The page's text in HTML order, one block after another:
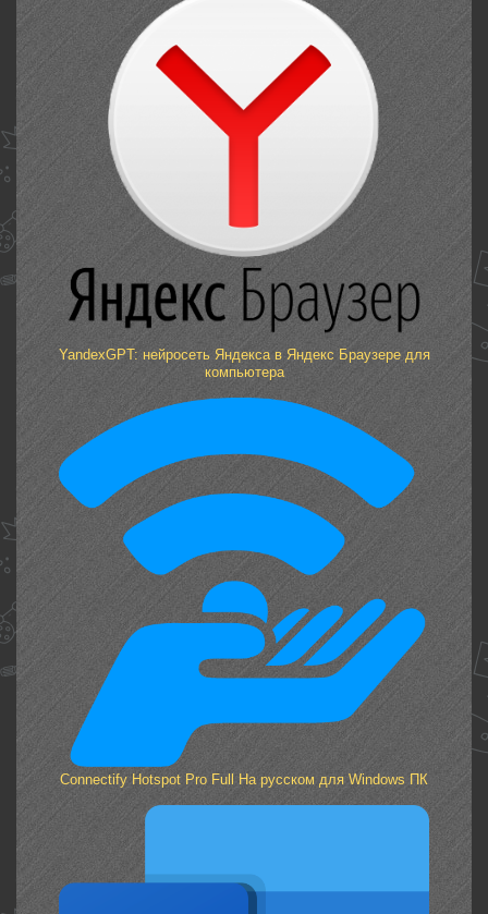
YandexGPT: нейросеть Яндекса в Яндекс Браузере для
компьютера
Connectify Hotspot Pro Full На русском для Windows ПК